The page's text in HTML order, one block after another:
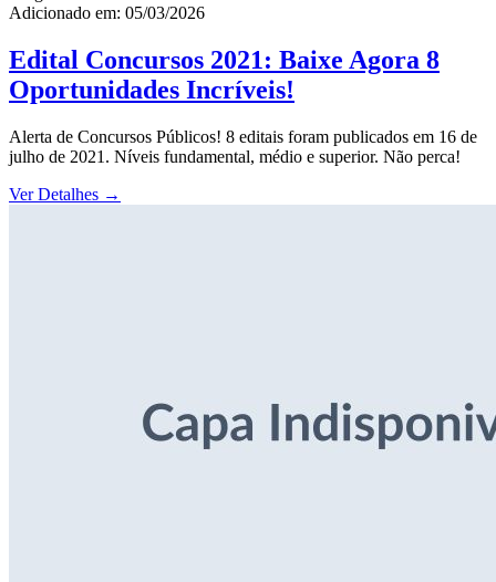
Adicionado em: 05/03/2026
Edital Concursos 2021: Baixe Agora 8
Oportunidades Incríveis!
Alerta de Concursos Públicos! 8 editais foram publicados em 16 de
julho de 2021. Níveis fundamental, médio e superior. Não perca!
Ver Detalhes →